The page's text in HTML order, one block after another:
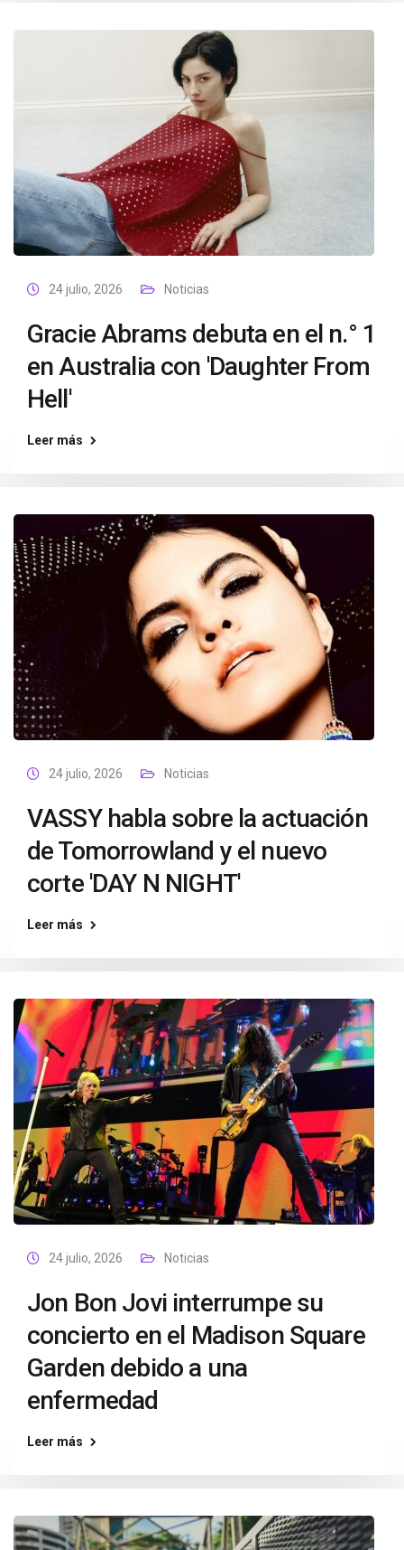
24 julio, 2026 Noticias
Gracie Abrams debuta en el n.° 1
en Australia con 'Daughter From
Hell'
Leer más
24 julio, 2026 Noticias
VASSY habla sobre la actuación
de Tomorrowland y el nuevo
corte 'DAY N NIGHT'
Leer más
24 julio, 2026 Noticias
Jon Bon Jovi interrumpe su
concierto en el Madison Square
Garden debido a una
enfermedad
Leer más